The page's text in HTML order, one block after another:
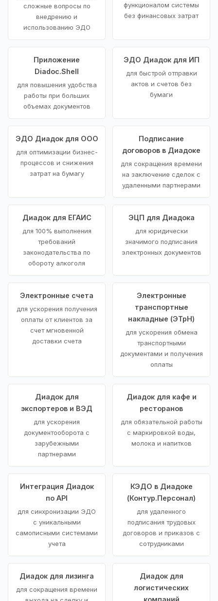
сложные вопросы по
внедрению и
использованию ЭДО
функционалом системы
без финансовых затрат
Приложение
Diadoc.Shell
для повышения удобства
работы при больших
объемах документов
ЭДО Диадок для ИП
для быстрой отправки
актов и счетов без
бумаги
ЭДО Диадок для ООО
для оптимизации бизнес-
процессов и снижения
затрат на бумагу
Подписание
договоров в Диадоке
для сокращения времени
на заключение сделок с
удаленными партнерами
Диадок для ЕГАИС
для 100% выполнения
требований
законодательства по
обороту алкоголя
ЭЦП для Диадока
для юридически
значимого подписания
электронных документов
Электронные счета
для ускорения получения
оплаты от клиентов за
счет мгновенной
доставки счета
Электронные
транспортные
накладные (ЭТрН)
для ускорения обмена
транспортными
документами и получения
оплаты
Диадок для
экспортеров и ВЭД
для ускорения
документооборота с
зарубежными
партнерами
Диадок для кафе и
ресторанов
для обязательной работы
с маркировкой воды,
молока и напитков
Интеграция Диадок
по API
для синхронизации ЭДО
с уникальными
самописными системами
учета
КЭДО в Диадоке
(Контур.Персонал)
для удаленного
подписания трудовых
договоров и приказов с
сотрудниками
Диадок для лизинга
для сокращения времени
Диадок для
логистических